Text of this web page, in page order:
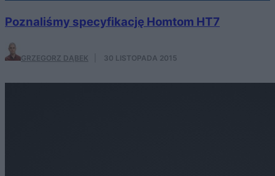
Poznaliśmy specyfikację Homtom HT7
GRZEGORZ DĄBEK 30 LISTOPADA 2015